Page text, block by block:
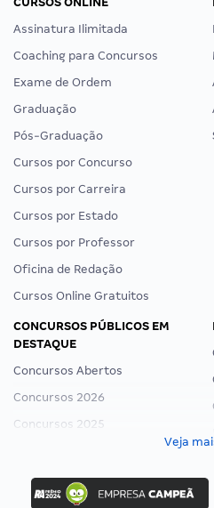
Assinatura Ilimitada
Coaching para Concursos
Exame de Ordem
Graduação
Pós-Graduação
Cursos por Concurso
Cursos por Carreira
Cursos por Estado
Cursos por Professor
Oficina de Redação
Cursos Online Gratuitos
CONCURSOS PÚBLICOS EM
DESTAQUE
Concursos Abertos
Concursos 2026
Concursos 2025
Concurso Ibama
Concurso MPU
Veja